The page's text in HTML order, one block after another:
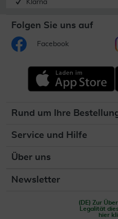
Klarna
Folgen Sie uns auf
Facebook
Rund um Ihre
Service und Hilfe
Über uns
Newsletter
(DE) Zur
Legalität
hier